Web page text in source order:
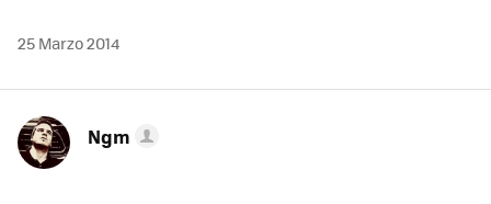
25 Marzo 2014
Ngm